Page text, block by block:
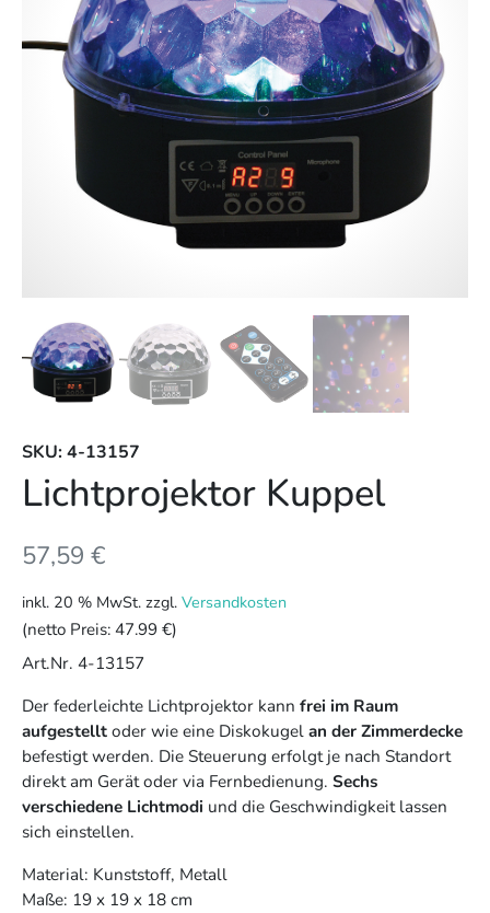
SKU: 4-13157
Lichtprojektor Kuppel
57,59 €
inkl. 20 % MwSt. zzgl. Versandkosten
(netto Preis: 47.99 €)
Art.Nr. 4-13157
Der federleichte Lichtprojektor kann frei im Raum
aufgestelltoder wie eine Diskokugelan der Zimmerdecke
befestigt werden. Die Steuerung erfolgt je nach Standort
direkt am Gerät oder via Fernbedienung. Sechs
verschiedene Lichtmodi und die Geschwindigkeit lassen
sich einstellen.
Material: Kunststoff, Metall
Maße: 19 x 19 x 18 cm